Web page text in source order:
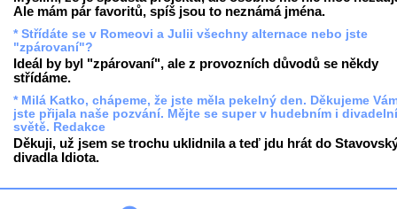
Ale mám pár favoritů, spíš jsou to neznámá jména.
* Střídáte se v Romeovi a Julii všechny alternace nebo jste
"zpárovaní"?
Ideál by byl "zpárovaní", ale z provozních důvodů se někdy
střídáme.
* Milá Katko, chápeme, že jste měla pekelný den. Děkujeme
jste přijala naše pozvání. Mějte se super v hudebním i
světě. Redakce
Děkuji, už jsem se trochu uklidnila a teď jdu hrát do
divadla Idiota.